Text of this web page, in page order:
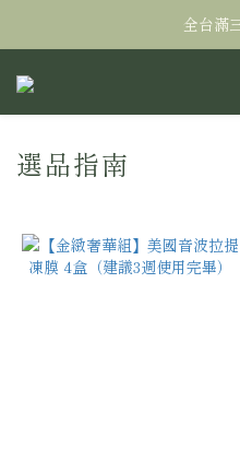
全台滿
全台滿
萬眾矚目! Alastin
選品指南